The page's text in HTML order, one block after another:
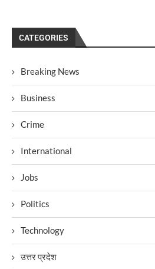
CATEGORIES
Breaking News
Business
Crime
International
Jobs
Politics
Technology
उत्तर प्रदेश